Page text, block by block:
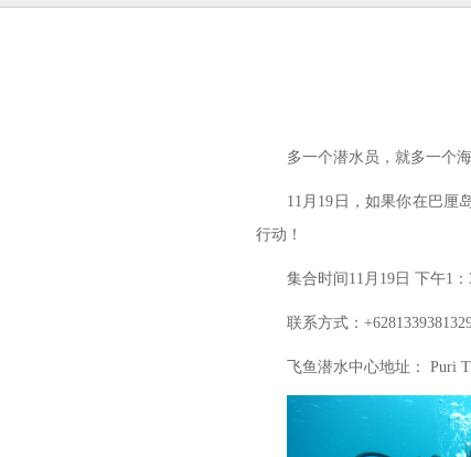
多一个潜水员，就多一个
11月19日，如果你在巴厘
行动！
集合时间11月19日 下午1：
联系方式：
飞鱼潜水中心地址： Puri